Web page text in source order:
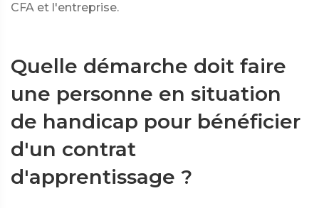
CFA et l'entreprise.
Quelle démarche doit faire
une personne en situation
de handicap pour bénéficier
d'un contrat
d'apprentissage ?